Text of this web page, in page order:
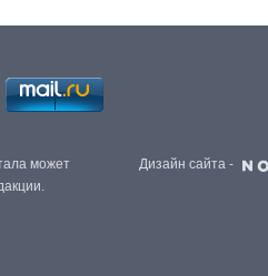
может
Дизайн сайта -